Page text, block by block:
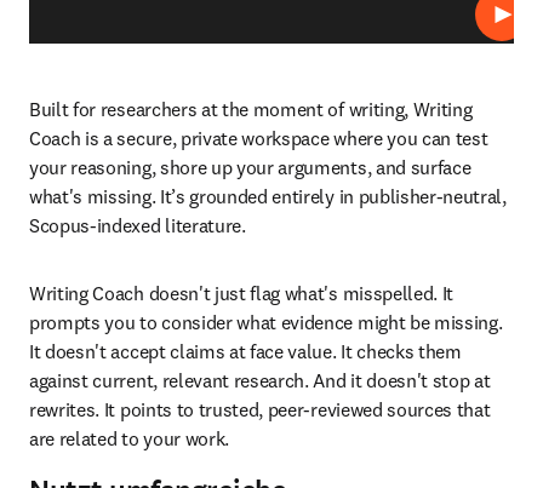
Built for researchers at the moment of writing, Writing
Coach is a secure, private workspace where you can test
your reasoning, shore up your arguments, and surface
what's missing. It’s grounded entirely in publisher-neutral,
Scopus-indexed literature.
Writing Coach doesn't just flag what's misspelled. It
prompts you to consider what evidence might be missing.
It doesn't accept claims at face value. It checks them
against current, relevant research. And it doesn't stop at
rewrites. It points to trusted, peer-reviewed sources that
are related to your work.